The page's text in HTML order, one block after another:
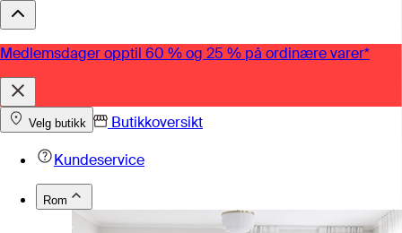
Medlemsdager opptil 60 % og 25 % på ordinære varer*
Velg butikk
Butikkoversikt
Kundeservice
Rom